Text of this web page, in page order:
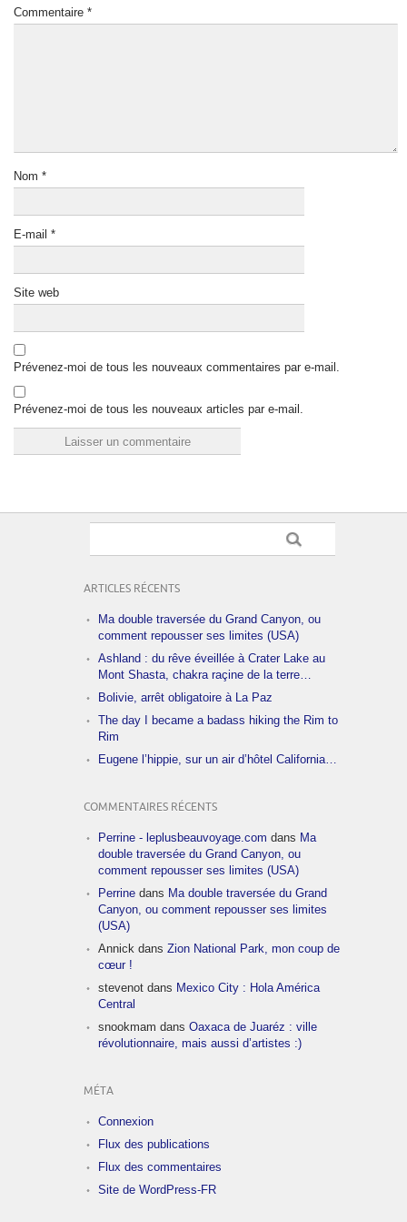
Commentaire *
Nom *
E-mail *
Site web
Prévenez-moi de tous les nouveaux commentaires par e-mail.
Prévenez-moi de tous les nouveaux articles par e-mail.
ARTICLES RÉCENTS
Ma double traversée du Grand Canyon, ou
comment repousser ses limites (USA)
Ashland : du rêve éveillée à Crater Lake au
Mont Shasta, chakra raçine de la terre…
Bolivie, arrêt obligatoire à La Paz
The day I became a badass hiking the Rim to
Rim
Eugene l’hippie, sur un air d’hôtel California…
COMMENTAIRES RÉCENTS
Perrine - leplusbeauvoyage.com dans Ma
double traversée du Grand Canyon, ou
comment repousser ses limites (USA)
Perrine dans Ma double traversée du Grand
Canyon, ou comment repousser ses limites
(USA)
Annick dans Zion National Park, mon coup de
cœur !
stevenot dans Mexico City : Hola América
Central
snookmam dans Oaxaca de Juaréz : ville
révolutionnaire, mais aussi d’artistes :)
MÉTA
Connexion
Flux des publications
Flux des commentaires
Site de WordPress-FR